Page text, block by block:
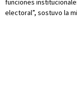
funciones
electoral”, sostuvo la